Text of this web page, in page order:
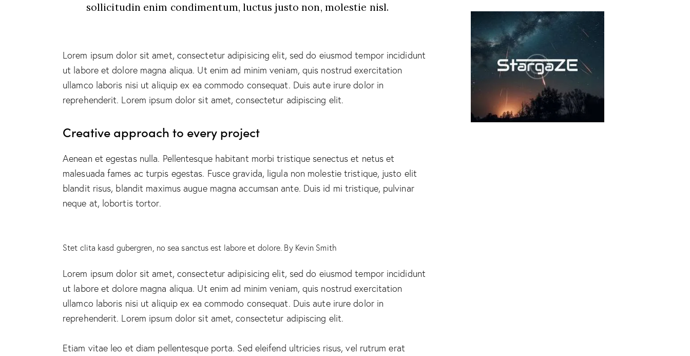
sollicitudin enim condimentum, luctus justo non, molestie nisl.
Lorem ipsum dolor sit amet, consectetur adipisicing elit, sed do eiusmod tempor incididunt
ut labore et dolore magna aliqua. Ut enim ad minim veniam, quis nostrud exercitation
ullamco laboris nisi ut aliquip ex ea commodo consequat. Duis aute irure dolor in
reprehenderit. Lorem ipsum dolor sit amet, consectetur adipiscing elit.
Creative approach to every project
Aenean et egestas nulla. Pellentesque habitant morbi tristique senectus et netus et
malesuada fames ac turpis egestas. Fusce gravida, ligula non molestie tristique, justo elit
blandit risus, blandit maximus augue magna accumsan ante. Duis id mi tristique, pulvinar
neque at, lobortis tortor.
Stet clita kasd gubergren, no sea sanctus est labore et dolore. By Kevin Smith
Lorem ipsum dolor sit amet, consectetur adipisicing elit, sed do eiusmod tempor incididunt
ut labore et dolore magna aliqua. Ut enim ad minim veniam, quis nostrud exercitation
ullamco laboris nisi ut aliquip ex ea commodo consequat. Duis aute irure dolor in
reprehenderit. Lorem ipsum dolor sit amet, consectetur adipiscing elit.
Etiam vitae leo et diam pellentesque porta. Sed eleifend ultricies risus, vel rutrum erat